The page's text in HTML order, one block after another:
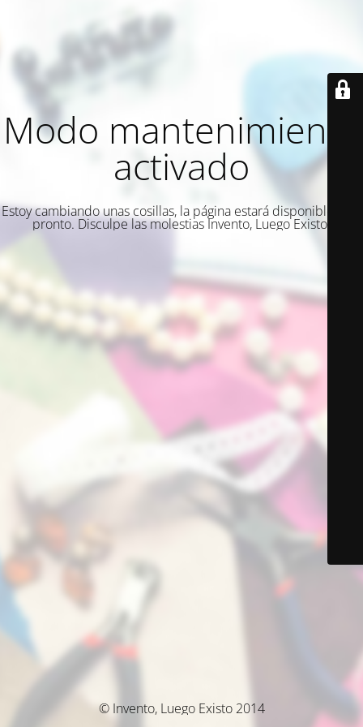
Modo mantenimiento
activado
Estoy cambiando unas cosillas, la página estará disponible muy
pronto. Disculpe las molestias Invento, Luego Existo.
© Invento, Luego Existo 2014